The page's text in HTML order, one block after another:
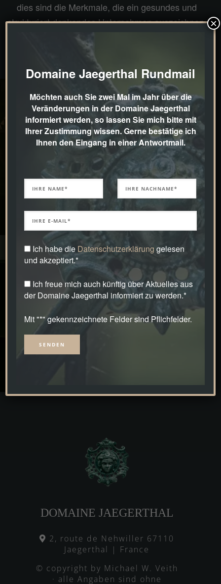
dies sind die Merkmale, die ein gesundes und
strukturiert denkendes Unternehmen auszeichnen.
DOMAINE JAEGERTHAL
2, route de Nehwiller 67110
Jaegerthal | France
© copyright by Michael W. Veith
· alle Angaben sind ohne
Domaine Jaegerthal Rundmail
Möchten auch Sie zwei Mal im Jahr über die
Veränderungen in der Domaine Jaegerthal
informiert werden, so lassen Sie mich bitte mit
Ihrer Zustimmung wissen. Gerne bestätige ich
Ihnen den Eingang in einer Antwortmail.
Ich habe die Datenschutzerklärung gelesen
und akzeptiert.*
Ich freue mich auch künftig über Aktuelles aus
der Domaine Jaegerthal informiert zu werden.*
Mit "*" gekennzeichnete Felder sind Pflichfelder.
×